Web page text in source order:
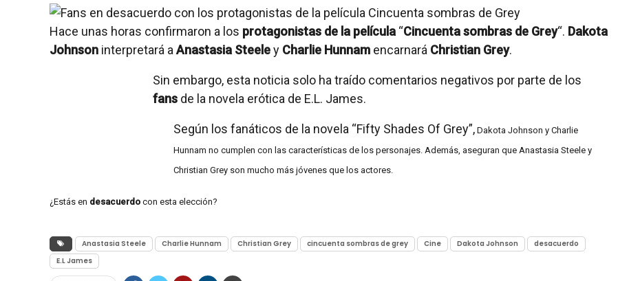
Hace unas horas confirmaron a los protagonistas de la película“Cincuenta sombras de Grey“. Dakota
Johnson interpretará aAnastasia Steeley Charlie Hunnam encarnará Christian Grey.
Sin embargo, esta noticia solo ha traído comentarios negativos por parte de los
fans de la novela erótica de E.L. James.
Según los fanáticos de la novela “Fifty Shades Of Grey”, Dakota Johnson y Charlie
Hunnam no cumplen con las características de los personajes. Además, aseguran que Anastasia Steele y
Christian Grey son mucho más jóvenes que los actores.
¿Estás en desacuerdo con esta elección?
Anastasia Steele Charlie Hunnam Christian Grey cincuenta sombras de grey Cine Dakota Johnson
desacuerdo
E.L James